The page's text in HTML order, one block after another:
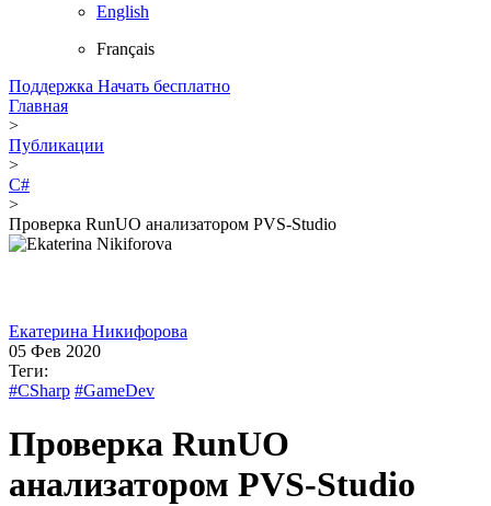
English
Français
Поддержка Начать бесплатно
Главная
>
Публикации
>
C#
>
Проверка RunUO анализатором PVS-Studio
Екатерина Никифорова
05 Фев 2020
Теги:
#CSharp #GameDev
Проверка RunUO
анализатором PVS-Studio